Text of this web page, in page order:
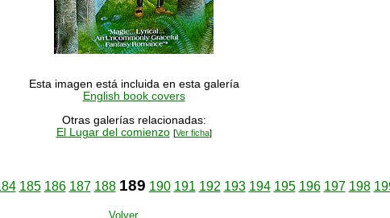
Esta imagen está incluida en esta galería
English book covers
Otras galerías relacionadas:
El Lugar del comienzo [Ver ficha]
185 186 187 188 189 190 191 192 193 194 195 196 197 198
Volver